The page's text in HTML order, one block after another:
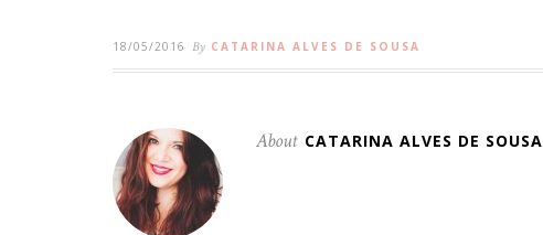
18/05/2016 By CATARINA ALVES DE SOUSA
About CATARINA ALVES DE SOUSA